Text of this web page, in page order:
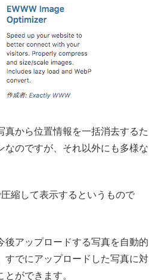
真から位置情報を一括消去するた
なのですが、それ以外にも多様な
縮して表示するというもので
後アップロードする写真を自動的
すでにアップロードした写真に対
ができます。